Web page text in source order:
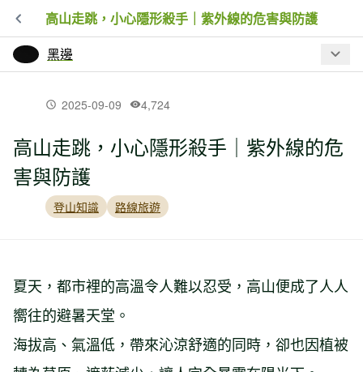
高山走跳，小心隱形殺手｜紫外線的危害與防護
黑邊
最新文章
戶外防曬指南｜陽光有好處，為什麼登
小時候不准踩草皮，長大後才知道：草
2025-09-09 4,724
高山走跳，小心隱形殺手｜紫外線的危
害與防護
登山知識 路線旅遊
夏天，都市裡的高溫令人難以忍受，高山便成了人人
嚮往的避暑天堂。
海拔高、氣溫低，帶來沁涼舒適的同時，卻也因植被